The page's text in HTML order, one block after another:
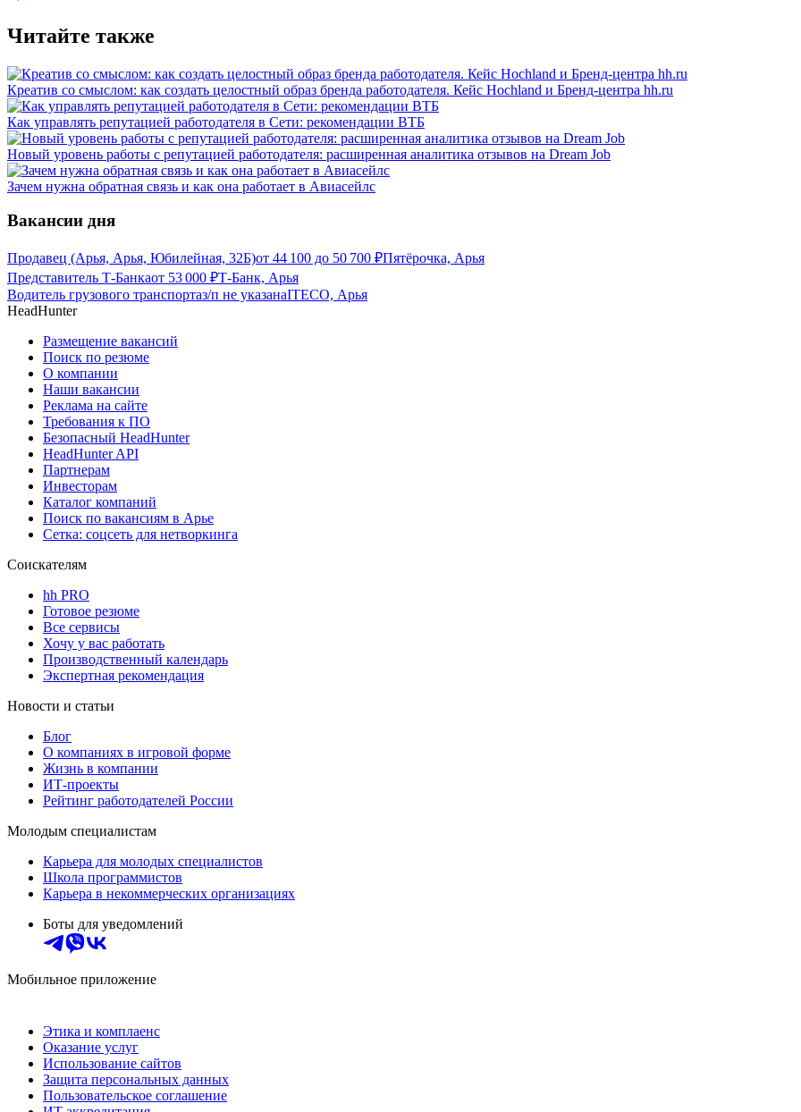
Читайте также
Креатив со смыслом: как создать целостный образ бренда работодателя. Кейс Hochland и Бренд-центра hh.ru
Как управлять репутацией работодателя в Сети: рекомендации ВТБ
Новый уровень работы с репутацией работодателя: расширенная аналитика отзывов на Dream Job
Зачем нужна обратная связь и как она работает в Авиасейлс
Вакансии дня
Продавец (Арья, Арья, Юбилейная, 32Б)от 44 100 до 50 700 ₽Пятёрочка, Арья
Представитель Т-Банкаот 53 000 ₽Т-Банк, Арья
Водитель грузового транспортаз/п не указанаITECO, Арья
HeadHunter
Размещение вакансий
Поиск по резюме
О компании
Наши вакансии
Реклама на сайте
Требования к ПО
Безопасный HeadHunter
HeadHunter API
Партнерам
Инвесторам
Каталог компаний
Поиск по вакансиям в Арье
Сетка: соцсеть для нетворкинга
Соискателям
hh PRO
Готовое резюме
Все сервисы
Хочу у вас работать
Производственный календарь
Экспертная рекомендация
Новости и статьи
Блог
О компаниях в игровой форме
Жизнь в компании
ИТ-проекты
Рейтинг работодателей России
Молодым специалистам
Карьера для молодых специалистов
Школа программистов
Карьера в некоммерческих организациях
Боты для уведомлений
Мобильное приложение
Этика и комплаенс
Оказание услуг
Использование сайтов
Защита персональных данных
Пользовательское соглашение